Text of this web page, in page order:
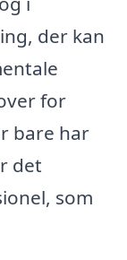
der kan
for
bare har
det
som